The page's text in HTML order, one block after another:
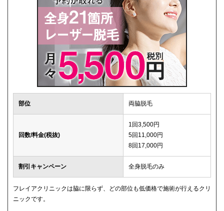
部位 両脇脱毛
回数/料金(税抜)
1回3,500円
5回11,000円
8回17,000円
割引キャンペーン 全身脱毛のみ
フレイアクリニックは脇に限らず、どの部位も低価格で施術が行えるクリ
ニックです。